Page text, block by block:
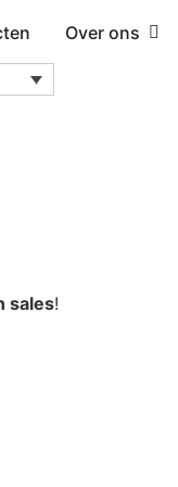
Over ons
sales!